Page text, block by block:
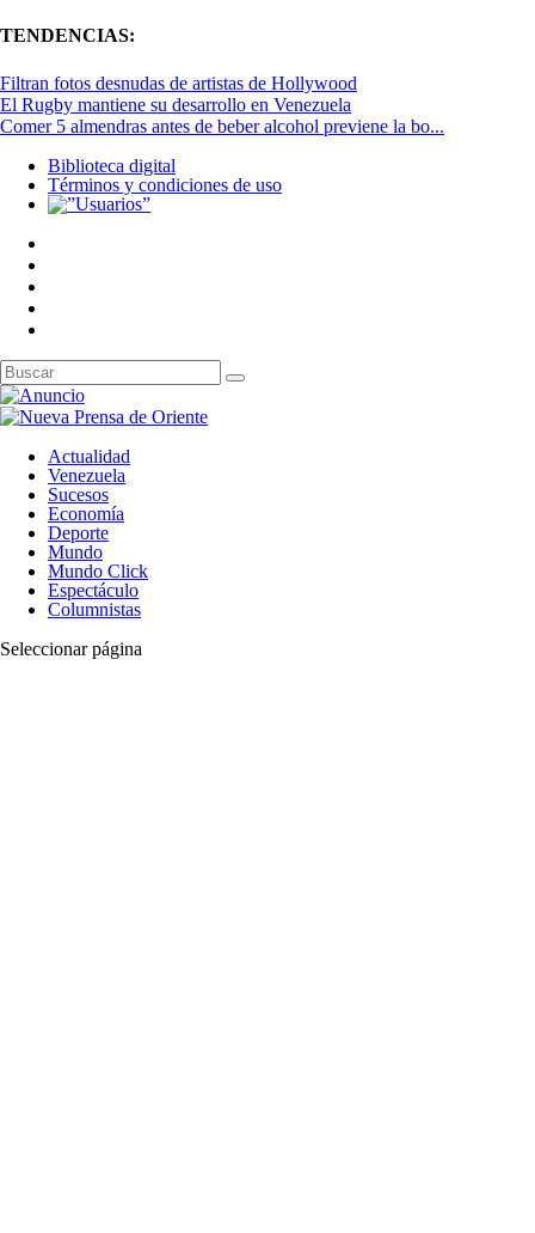
TENDENCIAS:
Filtran fotos desnudas de artistas de Hollywood
El Rugby mantiene su desarrollo en Venezuela
Comer 5 almendras antes de beber alcohol previene la bo...
Biblioteca digital
Términos y condiciones de uso
Actualidad
Venezuela
Sucesos
Economía
Deporte
Mundo
Mundo Click
Espectáculo
Columnistas
Seleccionar página